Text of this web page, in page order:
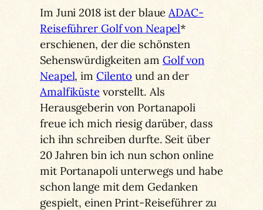
Im Juni 2018 ist der blaue ADAC-
Reiseführer Golf von Neapel*
erschienen, der die schönsten
Sehenswürdigkeiten am Golf von
Neapel, im Cilento und an der
Amalfiküstevorstellt. Als
Herausgeberin von Portanapoli
freue ich mich riesig darüber, dass
ich ihn schreiben durfte. Seit über
20 Jahren bin ich nun schon online
mit Portanapoli unterwegs und habe
schon lange mit dem Gedanken
gespielt, einen Print-Reiseführer zu